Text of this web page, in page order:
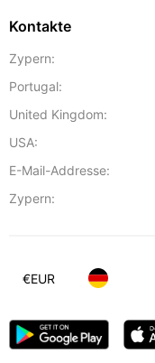
Kontakte
Zypern:
Portugal:
United Kingdom:
USA:
E-Mail-Addresse:
Zypern:
€EUR